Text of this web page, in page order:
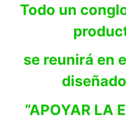
Todo un
se reunirá en
“APOYAR LA